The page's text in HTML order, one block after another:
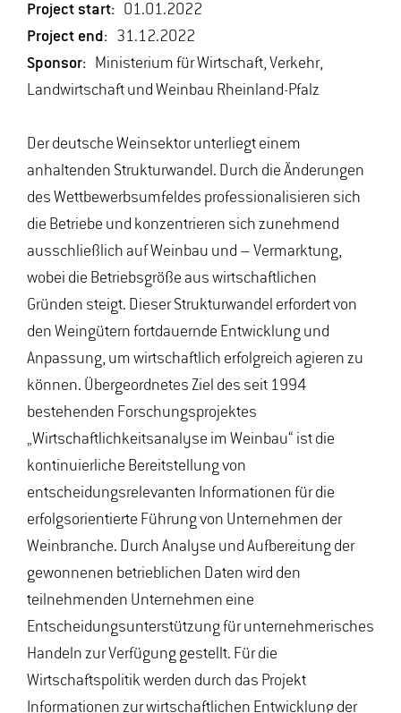
Project start: 01.01.2022
Project end: 31.12.2022
Sponsor: Ministerium für Wirtschaft, Verkehr,
Landwirtschaft und Weinbau Rheinland-Pfalz
Der deutsche Weinsektor unterliegt einem
anhaltenden Strukturwandel. Durch die Änderungen
des Wettbewerbsumfeldes professionalisieren sich
die Betriebe und konzentrieren sich zunehmend
ausschließlich auf Weinbau und – Vermarktung,
wobei die Betriebsgröße aus wirtschaftlichen
Gründen steigt. Dieser Strukturwandel erfordert von
den Weingütern fortdauernde Entwicklung und
Anpassung, um wirtschaftlich erfolgreich agieren zu
können. Übergeordnetes Ziel des seit 1994
bestehenden Forschungsprojektes
„Wirtschaftlichkeitsanalyse im Weinbau“ ist die
kontinuierliche Bereitstellung von
entscheidungsrelevanten Informationen für die
erfolgsorientierte Führung von Unternehmen der
Weinbranche. Durch Analyse und Aufbereitung der
gewonnenen betrieblichen Daten wird den
teilnehmenden Unternehmen eine
Entscheidungsunterstützung für unternehmerisches
Handeln zur Verfügung gestellt. Für die
Wirtschaftspolitik werden durch das Projekt
Informationen zur wirtschaftlichen Entwicklung der